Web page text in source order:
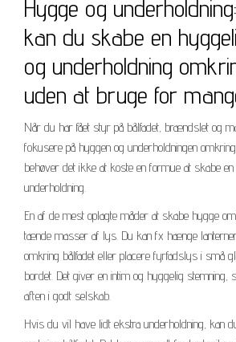
Hygge og
kan du skabe en
og underholdning
uden at bruge for
Når du har fået styr på bålfadet, brændslet og
fokusere på hyggen og underholdningen
behøver det ikke at koste en formue at skabe
underholdning.
En af de mest oplagte måder at skabe hygge
tænde masser af lys. Du kan fx hænge
omkring bålfadet eller placere fyrfadslys i små
bordet. Det giver en intim og hyggelig stemning,
aften i godt selskab.
Hvis du vil have lidt ekstra underholdning, kan